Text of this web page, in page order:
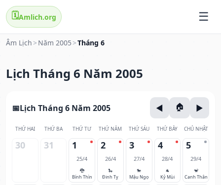
🗓️Amlich.org
Âm Lịch > Năm 2005 >Tháng 6
Lịch Tháng 6 Năm 2005
Lịch Tháng 6 Năm 2005
THỨ HAI THỨ BA THỨ TƯ THỨ NĂM THỨ SÁU THỨ BẢY CHỦ NHẬT
30 31 1
25/4
🐉
Bính Thìn
2
26/4
🐍
Đinh Tỵ
3
27/4
🐎
Mậu Ngọ
4
28/4
🐐
Kỷ Mùi
5
29/4
🐒
Canh Thân